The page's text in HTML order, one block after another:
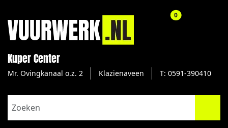
Kuper Center
Mr. Ovingkanaal o.z. 2 Klazienaveen T: 0591-390410
0aantal